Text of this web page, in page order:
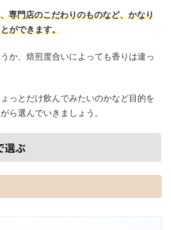
門店のこだわりのものなど、かなり
ができます。
か、焙煎度合いによっても香りは違っ
っとだけ飲んでみたいのかなど目的を
ら選んでいきましょう。
選ぶ